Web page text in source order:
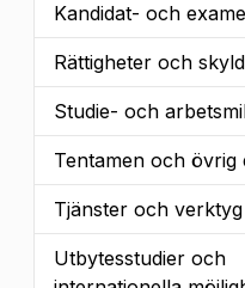
Kandidat- och
Rättigheter och
Studie- och
Tentamen och övrig
Tjänster och verktyg
Utbytesstudier och